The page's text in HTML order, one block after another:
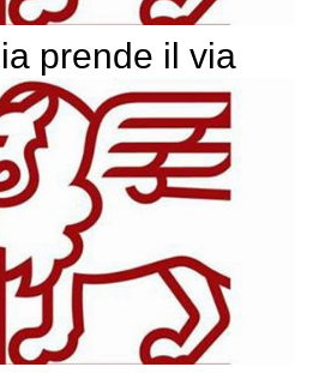
prende il via